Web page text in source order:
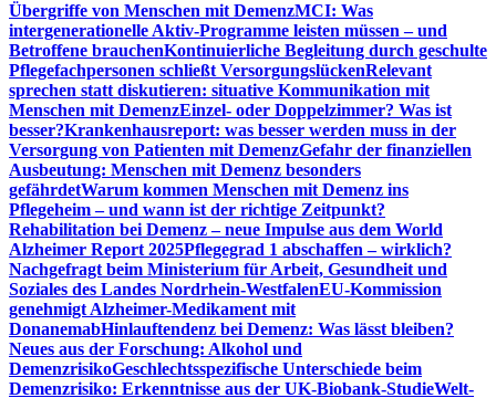
Übergriffe von Menschen mit DemenzMCI: Was
intergenerationelle Aktiv-Programme leisten müssen – und
Betroffene brauchenKontinuierliche Begleitung durch geschulte
Pflegefachpersonen schließt VersorgungslückenRelevant
sprechen statt diskutieren: situative Kommunikation mit
Menschen mit DemenzEinzel- oder Doppelzimmer? Was ist
besser?Krankenhausreport: was besser werden muss in der
Versorgung von Patienten mit DemenzGefahr der finanziellen
Ausbeutung: Menschen mit Demenz besonders
gefährdetWarum kommen Menschen mit Demenz ins
Pflegeheim – und wann ist der richtige Zeitpunkt?
Rehabilitation bei Demenz – neue Impulse aus dem World
Alzheimer Report 2025Pflegegrad 1 abschaffen – wirklich?
Nachgefragt beim Ministerium für Arbeit, Gesundheit und
Soziales des Landes Nordrhein-WestfalenEU-Kommission
genehmigt Alzheimer-Medikament mit
DonanemabHinlauftendenz bei Demenz: Was lässt bleiben?
Neues aus der Forschung: Alkohol und
DemenzrisikoGeschlechtsspezifische Unterschiede beim
Demenzrisiko: Erkenntnisse aus der UK-Biobank-StudieWelt-